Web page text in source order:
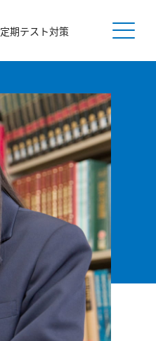
定期テスト対策